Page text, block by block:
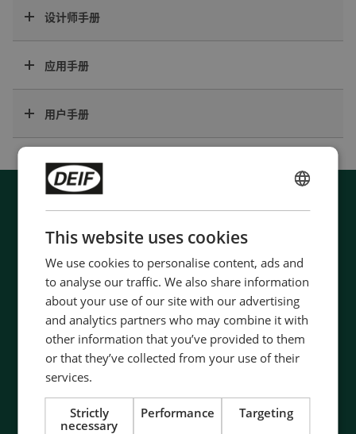
设计师手册
应用手册
用户手册
This website uses cookies
We use cookies to personalise content, ads and
to analyse our traffic. We also share information
about your use of our site with our advertising
and analytics partners who may combine it with
other information that you’ve provided to them
or that they’ve collected from your use of their
services.
Strictly
necessary
Performance Targeting